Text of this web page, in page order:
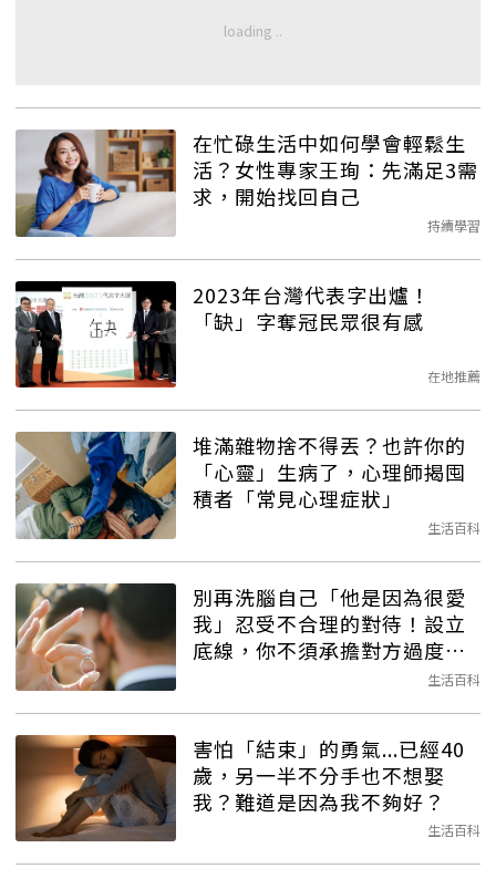
在忙碌生活中如何學會輕鬆生
活？女性專家王珣：先滿足3需
求，開始找回自己
持續學習
2023年台灣代表字出爐！
「缺」字奪冠民眾很有感
在地推薦
堆滿雜物捨不得丟？也許你的
「心靈」生病了，心理師揭囤
積者「常見心理症狀」
生活百科
別再洗腦自己「他是因為很愛
我」忍受不合理的對待！設立
底線，你不須承擔對方過度的
生活百科
害怕「結束」的勇氣...已經40
歲，另一半不分手也不想娶
我？難道是因為我不夠好？
生活百科